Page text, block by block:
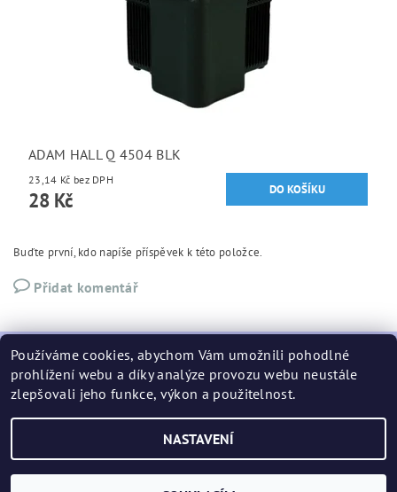
ADAM HALL Q 4504 BLK
23,14 Kč bez DPH
28 Kč
Buďte první, kdo napíše příspěvek k této položce.
Přidat komentář
podminky
2026 ©CASE - RACKY, všechna práva vyhrazena
Používáme cookies, abychom Vám umožnili pohodlné
prohlížení webu a díky analýze provozu webu neustále
zlepšovali jeho funkce, výkon a použitelnost.
NASTAVENÍ